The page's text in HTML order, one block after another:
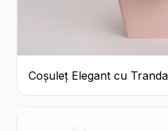
Coșuleț Elegant cu
Lisianthus Alb